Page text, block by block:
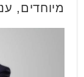
מיוחדים,